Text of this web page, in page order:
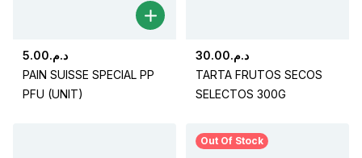
د.م.5.00
PAIN SUISSE SPECIAL PP
PFU (UNIT)
د.م.30.00
TARTA FRUTOS SECOS
SELECTOS 300G
Out Of Stock